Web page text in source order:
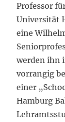
Professor
Universität
eine
werden ihn
vorrangig
einer
Hamburg